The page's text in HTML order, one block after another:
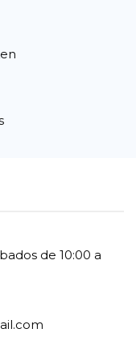
de 10:00 a